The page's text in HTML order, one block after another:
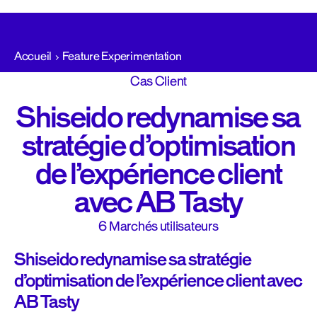
Accueil Feature Experimentation
Cas Client
Shiseido redynamise sa
stratégie d’optimisation
de l’expérience client
avec AB Tasty
6Marchés utilisateurs
Shiseido redynamise sa stratégie
d’optimisation de l’expérience client avec
AB Tasty